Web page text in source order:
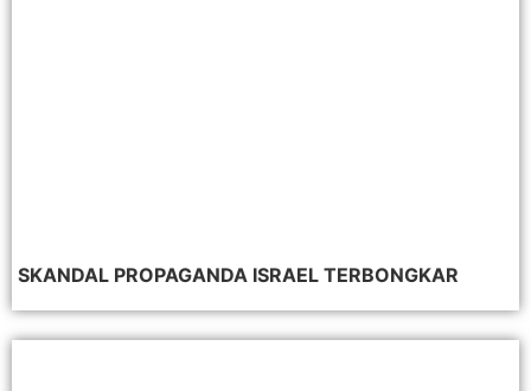
SKANDAL PROPAGANDA ISRAEL TERBONGKAR